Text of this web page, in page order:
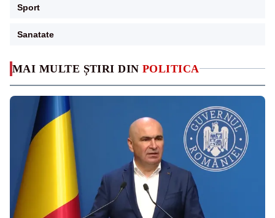
MAI MULTE ȘTIRI DIN POLITICA
Sport
Sanatate